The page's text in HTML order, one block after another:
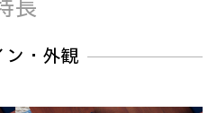
長
ン・外観